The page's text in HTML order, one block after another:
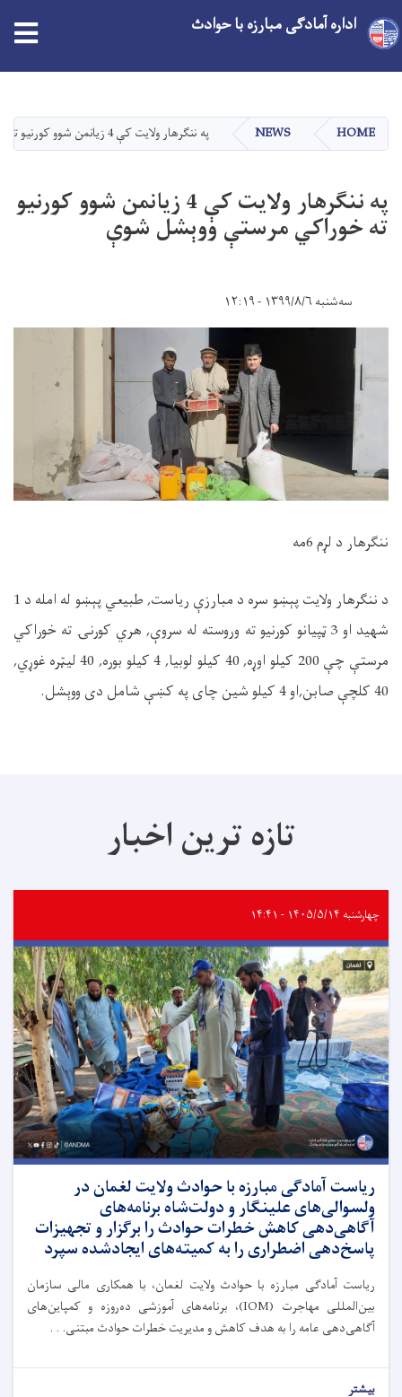
main
content
اداره آمادگی مبارزه با حوادث
HOME
NEWS په ننګرهار ولایت کې 4 زیانمن شوو کورنیو ته خوراکي مرستې ووېشل شوې
په ننګرهار ولایت کې 4 زیانمن شوو کورنیو
ته خوراکي مرستې ووېشل شوې
سه‌شنبه ۱۳۹۹/۸/۶ - ۱۲:۱۹
ننګرهار د لړم 6مه
د ننګرهار ولایت پېښو سره د مبارزې ریاست, طبیعي پېښو له امله د 1
شهید او 3 ټپیانو کورنیو ته وروسته له سروې, هري کورنۍ ته خوراکي
مرستې چې 200 کیلو اوړه, 40 کیلو لوبیا, 4 کیلو بوره, 40 لیټره غوړي,
40 کلچې صابن,او 4 کیلو شین چای په کښې شامل دی ووېشل.
تازه ترین اخبار
چهارشنبه ۱۴۰۵/۵/۱۴ - ۱۴:۴۱
ریاست آمادگی مبارزه با حوادث ولایت لغمان در
ولسوالی‌های علینگار و دولت‌شاه برنامه‌های
آگاهی‌دهی کاهش خطرات حوادث را برگزار و تجهیزات
پاسخ‌دهی اضطراری را به کمیته‌های ایجادشده سپرد
ریاست آمادگی مبارزه با حوادث ولایت لغمان، با همکاری مالی سازمان
بین‌المللی مهاجرت (IOM)، برنامه‌های آموزشی ده‌روزه و کمپاین‌های
آگاهی‌دهی عامه را به هدف کاهش و مدیریت خطرات حوادث مبتنی. . .
بیشتر